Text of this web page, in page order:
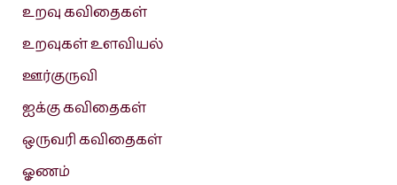
உறவு கவிதைகள்
உறவுகள் உளவியல்
ஊர்குருவி
ஐக்கு கவிதைகள்
ஒருவரி கவிதைகள்
ஓணம்